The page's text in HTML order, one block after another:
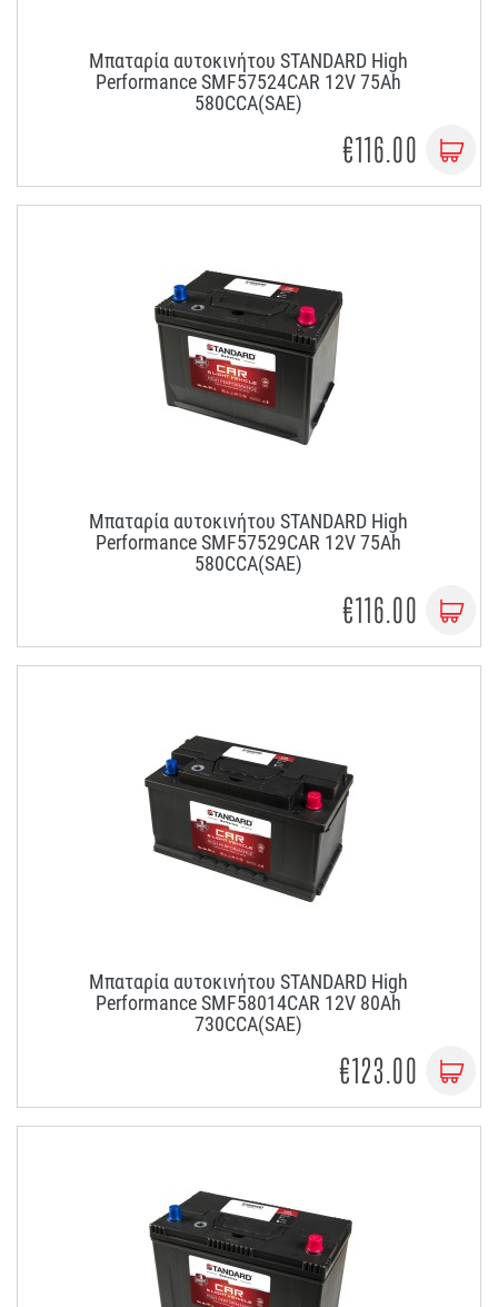
Μπαταρία αυτοκινήτου STANDARD High
Performance SMF57524CAR 12V 75Ah
580CCA(SAE)
€116.00
Μπαταρία αυτοκινήτου STANDARD High
Performance SMF57529CAR 12V 75Ah
580CCA(SAE)
€116.00
Μπαταρία αυτοκινήτου STANDARD High
Performance SMF58014CAR 12V 80Ah
730CCA(SAE)
€123.00